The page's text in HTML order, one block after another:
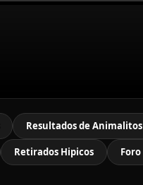
Resultados de Animalitos
Retirados Hipicos Foro